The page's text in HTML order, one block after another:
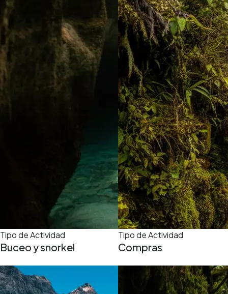
Tipo de Actividad
Buceo y snorkel
Tipo de Actividad
Compras